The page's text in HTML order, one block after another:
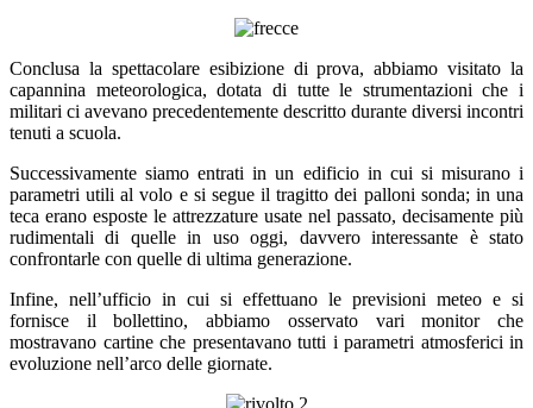
Conclusa la spettacolare esibizione di prova, abbiamo visitato la
capannina meteorologica, dotata di tutte le strumentazioni che i
militari ci avevano precedentemente descritto durante diversi incontri
tenuti a scuola.
Successivamente siamo entrati in un edificio in cui si misurano i
parametri utili al volo e si segue il tragitto dei palloni sonda; in una
teca erano esposte le attrezzature usate nel passato, decisamente più
rudimentali di quelle in uso oggi, davvero interessante è stato
confrontarle con quelle di ultima generazione.
Infine, nell’ufficio in cui si effettuano le previsioni meteo e si
fornisce il bollettino, abbiamo osservato vari monitor che
mostravano cartine che presentavano tutti i parametri atmosferici in
evoluzione nell’arco delle giornate.